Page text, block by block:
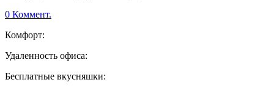
0 Коммент.
Комфорт:
Удаленность офиса:
Бесплатные вкусняшки: